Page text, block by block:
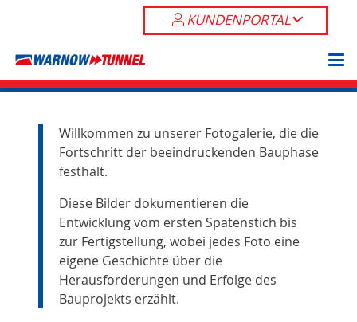
KUNDENPORTAL
Willkommen zu unserer Fotogalerie, die die
Fortschritt der beeindruckenden Bauphase
festhält.
Diese Bilder dokumentieren die
Entwicklung vom ersten Spatenstich bis
zur Fertigstellung, wobei jedes Foto eine
eigene Geschichte über die
Herausforderungen und Erfolge des
Bauprojekts erzählt.